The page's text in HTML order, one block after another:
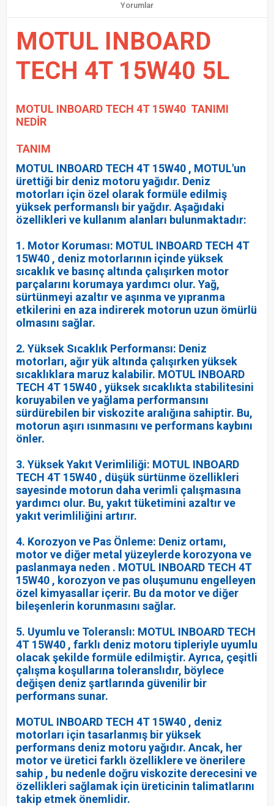
Yorumlar
MOTUL INBOARD
TECH 4T 15W40 5L
MOTUL INBOARD TECH 4T 15W40 TANIMI
NEDİR
TANIM
MOTUL INBOARD TECH 4T 15W40 , MOTUL'un
ürettiği bir deniz motoru yağıdır. Deniz
motorları için özel olarak formüle edilmiş
yüksek performanslı bir yağdır. Aşağıdaki
özellikleri ve kullanım alanları bulunmaktadır:
1. Motor Koruması: MOTUL INBOARD TECH 4T
15W40 , deniz motorlarının içinde yüksek
sıcaklık ve basınç altında çalışırken motor
parçalarını korumaya yardımcı olur. Yağ,
sürtünmeyi azaltır ve aşınma ve yıpranma
etkilerini en aza indirerek motorun uzun ömürlü
olmasını sağlar.
2. Yüksek Sıcaklık Performansı: Deniz
motorları, ağır yük altında çalışırken yüksek
sıcaklıklara maruz kalabilir. MOTUL INBOARD
TECH 4T 15W40 , yüksek sıcaklıkta stabilitesini
koruyabilen ve yağlama performansını
sürdürebilen bir viskozite aralığına sahiptir. Bu,
motorun aşırı ısınmasını ve performans kaybını
önler.
3. Yüksek Yakıt Verimliliği: MOTUL INBOARD
TECH 4T 15W40 , düşük sürtünme özellikleri
sayesinde motorun daha verimli çalışmasına
yardımcı olur. Bu, yakıt tüketimini azaltır ve
yakıt verimliliğini artırır.
4. Korozyon ve Pas Önleme: Deniz ortamı,
motor ve diğer metal yüzeylerde korozyona ve
paslanmaya neden . MOTUL INBOARD TECH 4T
15W40 , korozyon ve pas oluşumunu engelleyen
özel kimyasallar içerir. Bu da motor ve diğer
bileşenlerin korunmasını sağlar.
5. Uyumlu ve Toleranslı: MOTUL INBOARD TECH
4T 15W40 , farklı deniz motoru tipleriyle uyumlu
olacak şekilde formüle edilmiştir. Ayrıca, çeşitli
çalışma koşullarına toleranslıdır, böylece
değişen deniz şartlarında güvenilir bir
performans sunar.
MOTUL INBOARD TECH 4T 15W40 , deniz
motorları için tasarlanmış bir yüksek
performans deniz motoru yağıdır. Ancak, her
motor ve üretici farklı özelliklere ve önerilere
sahip , bu nedenle doğru viskozite derecesini ve
özellikleri sağlamak için üreticinin talimatlarını
takip etmek önemlidir.